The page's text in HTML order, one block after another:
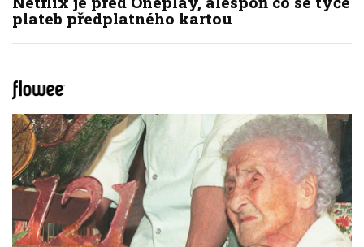
plateb předplatného kartou